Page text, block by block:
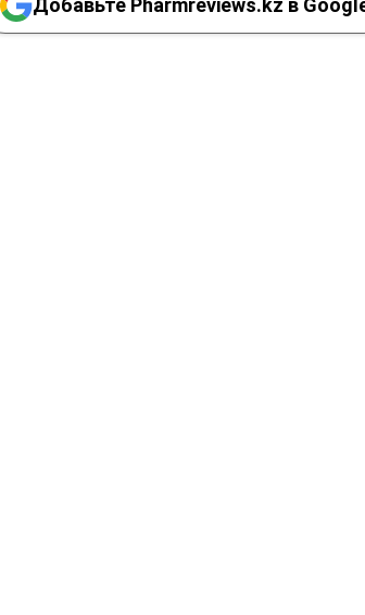
Добавьте Pharmreviews.kz в